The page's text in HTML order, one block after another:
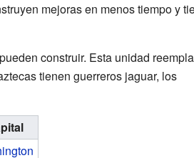
mejoras en menos tiempo y
construir. Esta unidad
tienen guerreros jaguar, los